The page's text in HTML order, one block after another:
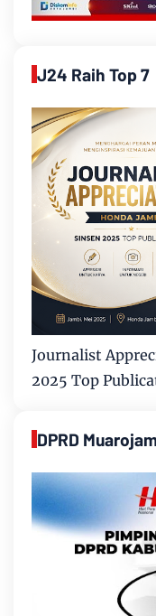
J24 Raih Top 7
Journalist
2025 Top
DPRD